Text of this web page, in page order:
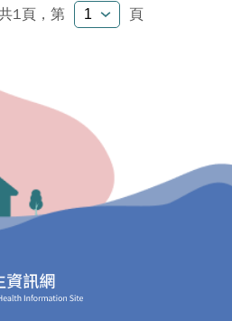
1頁， 第 頁